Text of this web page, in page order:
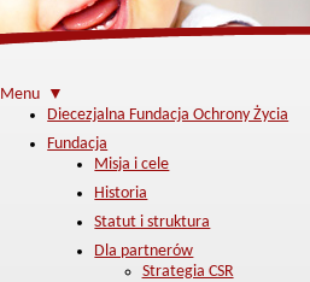
Menu ▼
Diecezjalna Fundacja Ochrony Życia
Fundacja
Misja i cele
Historia
Statut i struktura
Dla partnerów
Strategia CSR